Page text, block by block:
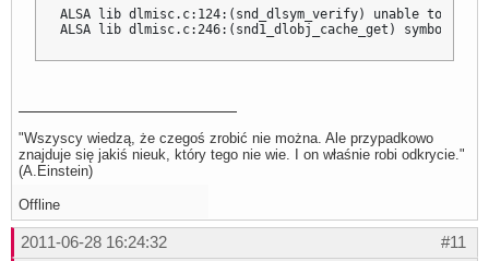
ALSA lib dlmisc.c:124:(snd_dlsym_verify) unable to verify
ALSA lib dlmisc.c:246:(snd1_dlobj_cache_get) symbol
"Wszyscy wiedzą, że czegoś zrobić nie można. Ale przypadkowo
znajduje się jakiś nieuk, który tego nie wie. I on właśnie robi odkrycie."
(A.Einstein)
Offline
#11
2011-06-28 16:24:32